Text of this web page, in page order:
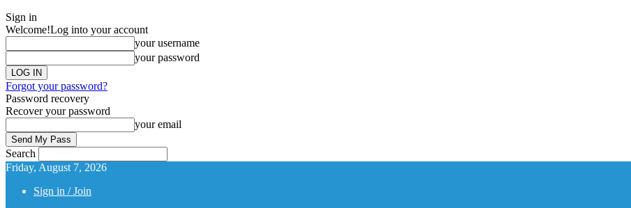
Sign in
Welcome!Log into your account
your username
your password
Forgot your password?
Password recovery
Recover your password
your email
Search
Friday, August 7, 2026
Sign in / Join